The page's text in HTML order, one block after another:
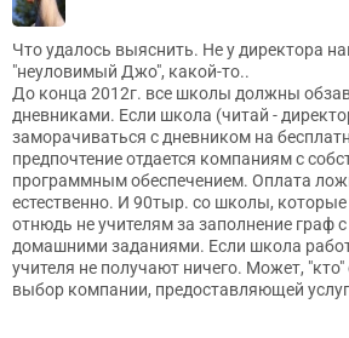
Что удалось выяснить. Не у директора
"неуловимый Джо", какой-то..
До конца 2012г. все школы должны
дневниками. Если школа (читай -
заморачиваться с дневником на
предпочтение отдается компаниям с
программным обеспечением. Оплата
естественно. И 90тыр. со школы, которые
отнюдь не учителям за заполнение граф
домашними заданиями. Если школа
учителя не получают ничего. Может,
выбор компании, предоставляющей